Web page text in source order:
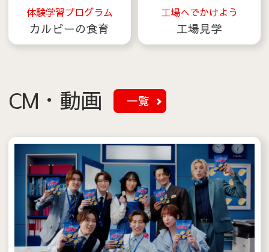
体験学習プログラム
カルビーの食育
工場へでかけよう
工場見学
CM・動画 一覧